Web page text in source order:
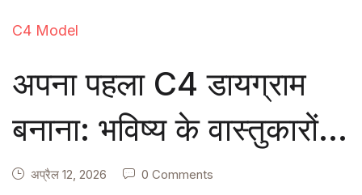
C4 Model
अपना पहला C4 डायग्राम
बनाना: भविष्य के वास्तुकारों
के लिए एक त्वरित प्रारंभ
अप्रैल 12, 2026 0 Comments